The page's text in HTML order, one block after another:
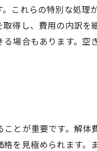
これらの特別な処理
得し、費用の内訳を
場合もあります。空
とが重要です。解体
を見極められます。